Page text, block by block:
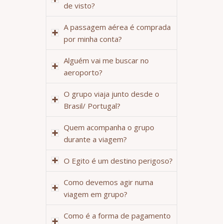
de visto?
A passagem aérea é comprada
por minha conta?
Alguém vai me buscar no
aeroporto?
O grupo viaja junto desde o
Brasil/ Portugal?
Quem acompanha o grupo
durante a viagem?
O Egito é um destino perigoso?
Como devemos agir numa
viagem em grupo?
Como é a forma de pagamento